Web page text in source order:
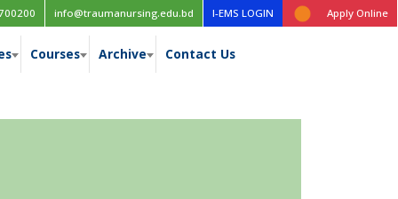
table for the 1st year (New Curriculum), 1st, 2nd, 3rd & 4th year
info@traumanursing.edu.bd I-EMS LOGIN Apply Online
Courses Archive Contact Us